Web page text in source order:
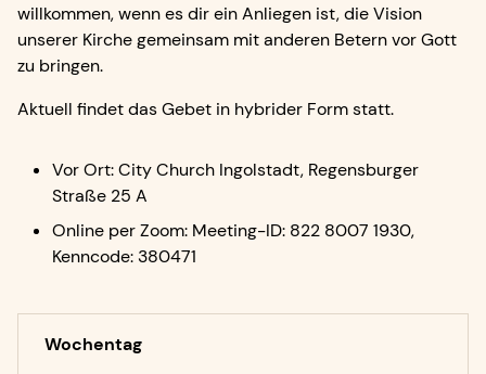
willkommen, wenn es dir ein Anliegen ist, die Vision
unserer Kirche gemeinsam mit anderen Betern vor Gott
zu bringen.
Aktuell findet das Gebet in hybrider Form statt.
Vor Ort: City Church Ingolstadt, Regensburger
Straße 25 A
Online per Zoom: Meeting-ID: 822 8007 1930,
Kenncode: 380471
Wochentag